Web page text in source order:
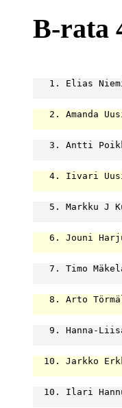
B-rata
1.
2.
3. Antti
4. Iivari
5. Markku J
6.
7. Timo
8. Arto
9. Hanna-
10. Jarkko
10. Ilari